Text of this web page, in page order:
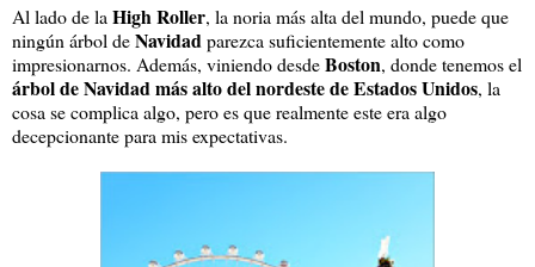
Al lado de la High Roller, la noria más alta del mundo, puede que
ningún árbol deNavidadparezca suficientemente alto como
impresionarnos. Además, viniendo desdeBoston, donde tenemos el
árbol de Navidad más alto del nordeste de Estados Unidos, la
cosa se complica algo, pero es que realmente este era algo
decepcionante para mis expectativas.